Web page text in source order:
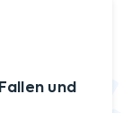
und